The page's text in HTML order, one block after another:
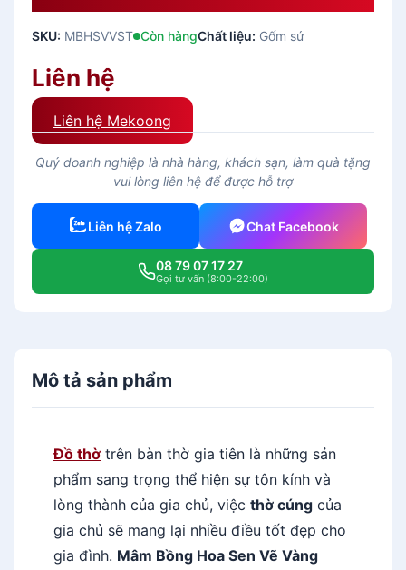
SKU: MBHSVVST Còn hàngChất liệu: Gốm sứ
Liên hệ
Liên hệ Mekoong
Quý doanh nghiệp là nhà hàng, khách sạn, làm quà tặng
vui lòng liên hệ để được hỗ trợ
Liên hệ Zalo Chat Facebook
08 79 07 17 27
Gọi tư vấn (8:00-22:00)
Mô tả sản phẩm
Đồ thờ trên bàn thờ gia tiên là những sản
phẩm sang trọng thể hiện sự tôn kính và
lòng thành của gia chủ, việc thờ cúng của
gia chủ sẽ mang lại nhiều điều tốt đẹp cho
gia đình. Mâm Bồng Hoa Sen Vẽ Vàng